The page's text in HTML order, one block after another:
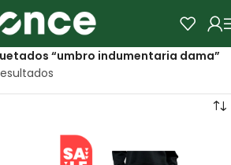
“umbro indumentaria dama”